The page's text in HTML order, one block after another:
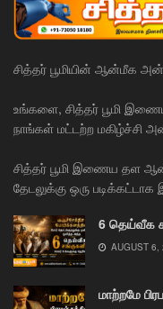
சித்தர் பூமியின் ஆன்மீக
உங்களை, சித்தர் பூமி
நாங்கள் மட்டற்ற மகிழ்ச்சி
சித்தர் பூமி இணைய தள
தேடலுக்கு ஒரு படிக்கட்டாக
6 தெய்வீக
AUGUST 6,
மாற்றமே